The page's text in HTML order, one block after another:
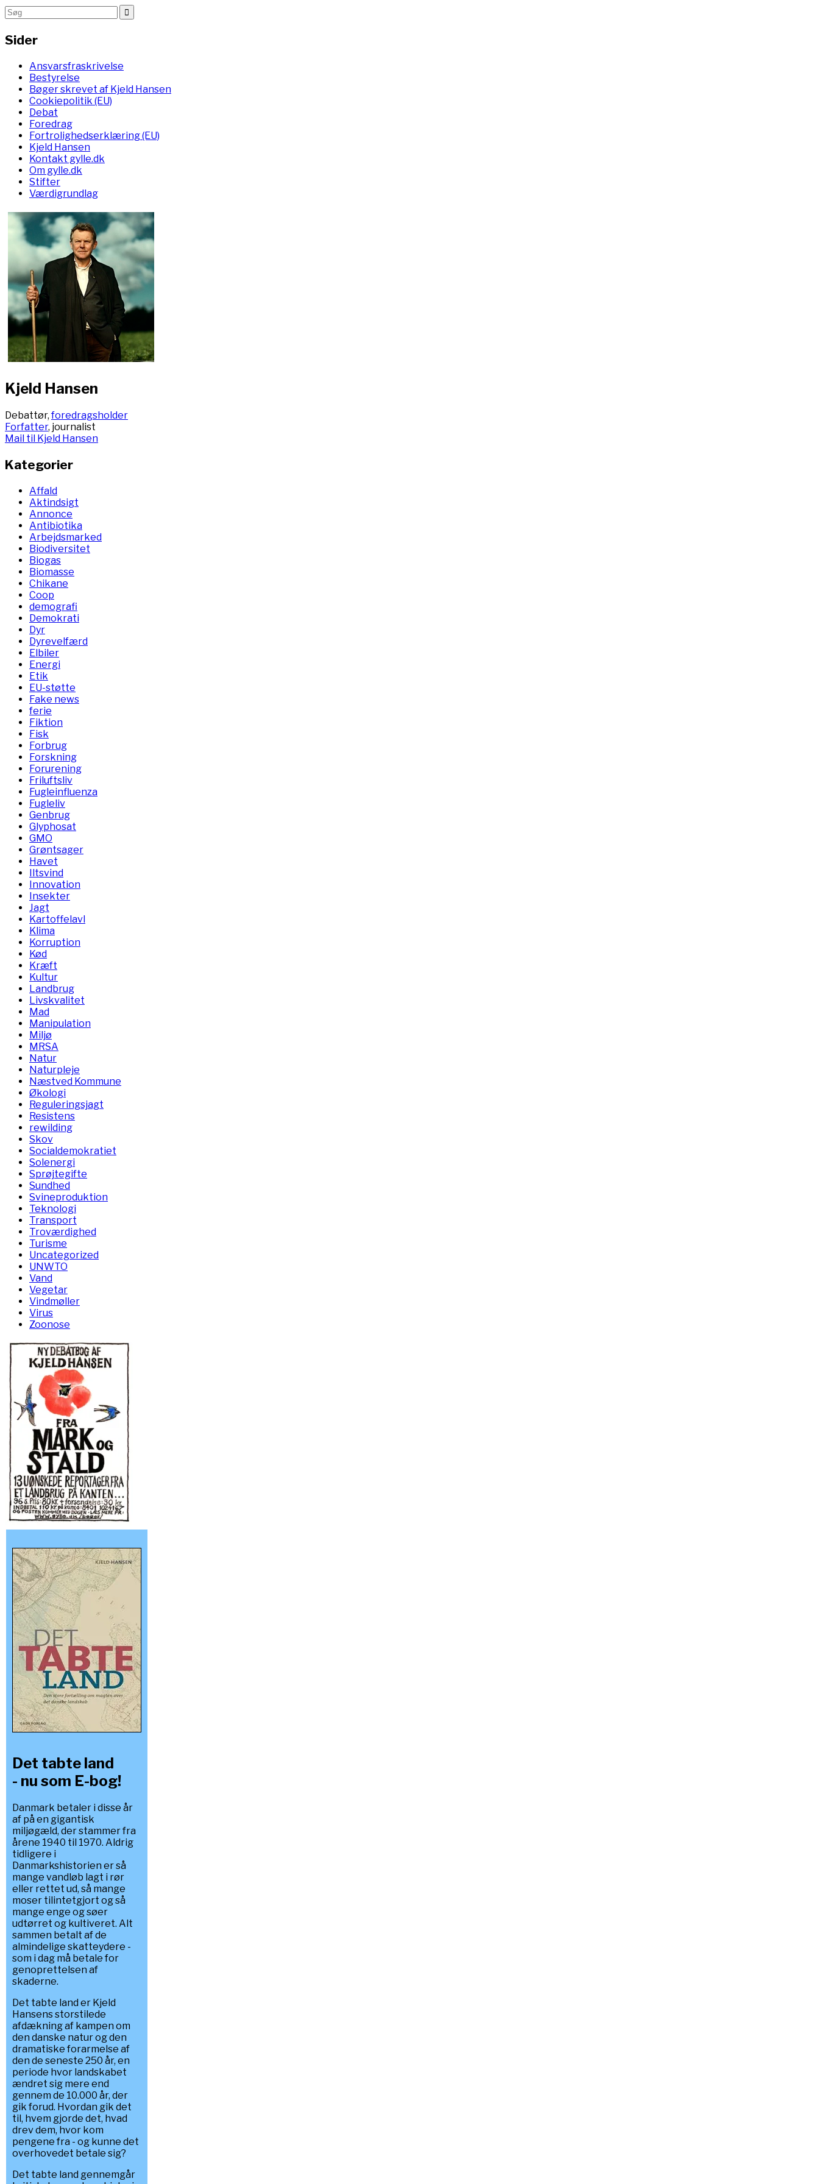
Sider
Ansvarsfraskrivelse
Bestyrelse
Bøger skrevet af Kjeld Hansen
Cookiepolitik (EU)
Debat
Foredrag
Fortrolighedserklæring (EU)
Kjeld Hansen
Kontakt gylle.dk
Om gylle.dk
Stifter
Værdigrundlag
Kjeld Hansen
Debattør,foredragsholder
Forfatter, journalist
Mail til Kjeld Hansen
Kategorier
Affald
Aktindsigt
Annonce
Antibiotika
Arbejdsmarked
Biodiversitet
Biogas
Biomasse
Chikane
Coop
demografi
Demokrati
Dyr
Dyrevelfærd
Elbiler
Energi
Etik
EU-støtte
Fake news
ferie
Fiktion
Fisk
Forbrug
Forskning
Forurening
Friluftsliv
Fugleinfluenza
Fugleliv
Genbrug
Glyphosat
GMO
Grøntsager
Havet
Iltsvind
Innovation
Insekter
Jagt
Kartoffelavl
Klima
Korruption
Kød
Kræft
Kultur
Landbrug
Livskvalitet
Mad
Manipulation
Miljø
MRSA
Natur
Naturpleje
Næstved Kommune
Økologi
Reguleringsjagt
Resistens
rewilding
Skov
Socialdemokratiet
Solenergi
Sprøjtegifte
Sundhed
Svineproduktion
Teknologi
Transport
Troværdighed
Turisme
Uncategorized
UNWTO
Vand
Vegetar
Vindmøller
Virus
Zoonose
Det tabte land
- nu som E-bog!
Danmark betaler i disse år
af på en gigantisk
miljøgæld, der stammer fra
årene 1940 til 1970. Aldrig
tidligere i
Danmarkshistorien er så
mange vandløb lagt i rør
eller rettet ud, så mange
moser tilintetgjort og så
mange enge og søer
udtørret og kultiveret. Alt
sammen betalt af de
almindelige skatteydere -
som i dag må betale for
genoprettelsen af
skaderne.
Det tabte land er Kjeld
Hansens storstilede
afdækning af kampen om
den danske natur og den
dramatiske forarmelse af
den de seneste 250 år, en
periode hvor landskabet
ændret sig mere end
gennem de 10.000 år, der
gik forud. Hvordan gik det
til, hvem gjorde det, hvad
drev dem, hvor kom
pengene fra - og kunne det
overhovedet betale sig?
Det tabte land gennemgår